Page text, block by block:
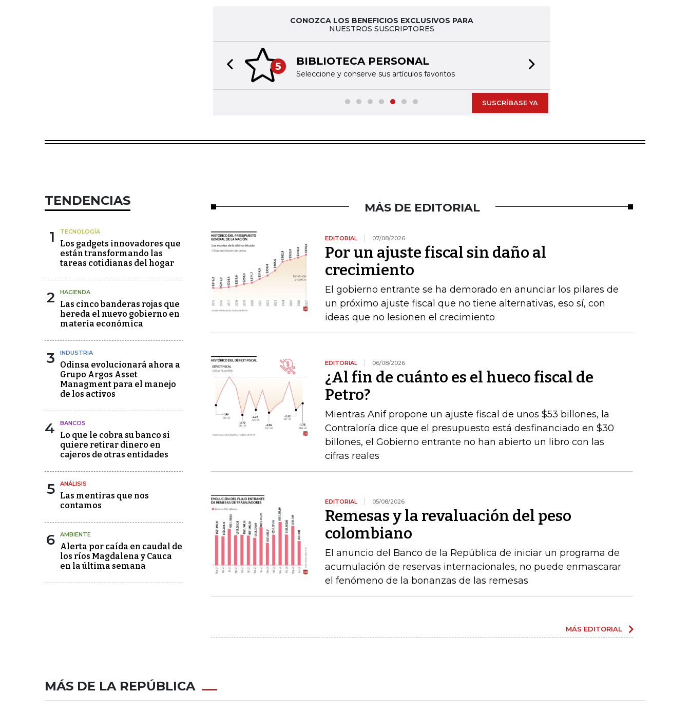
CONOZCA LOS BENEFICIOS EXCLUSIVOS PARA
NUESTROS SUSCRIPTORES
5 BIBLIOTECA PERSONAL
Seleccione y conserve sus artículos favoritos
Previous slide
SUSCRÍBASE YA
TENDENCIAS
1 TECNOLOGÍA
Los gadgets innovadores que
están transformando las
tareas cotidianas del hogar
2 HACIENDA
Las cinco banderas rojas que
hereda el nuevo gobierno en
materia económica
3 INDUSTRIA
Odinsa evolucionará ahora a
Grupo Argos Asset
Managment para el manejo
de los activos
4 BANCOS
Lo que le cobra su banco si
quiere retirar dinero en
cajeros de otras entidades
5 ANÁLISIS
Las mentiras que nos
contamos
6 AMBIENTE
Alerta por caída en caudal de
los ríos Magdalena y Cauca
en la última semana
MÁS DE EDITORIAL
EDITORIAL 07/08/2026
Por un ajuste fiscal sin daño al
crecimiento
El gobierno entrante se ha demorado en anunciar los pilares de
un próximo ajuste fiscal que no tiene alternativas, eso sí, con
ideas que no lesionen el crecimiento
EDITORIAL 06/08/2026
¿Al fin de cuánto es el hueco fiscal de
Petro?
Mientras Anif propone un ajuste fiscal de unos $53 billones, la
Contraloría dice que el presupuesto está desfinanciado en $30
billones, el Gobierno entrante no han abierto un libro con las
cifras reales
EDITORIAL 05/08/2026
Remesas y la revaluación del peso
colombiano
El anuncio del Banco de la República de iniciar un programa de
acumulación de reservas internacionales, no puede enmascarar
el fenómeno de la bonanzas de las remesas
MÁS EDITORIAL
MÁS DE LA REPÚBLICA